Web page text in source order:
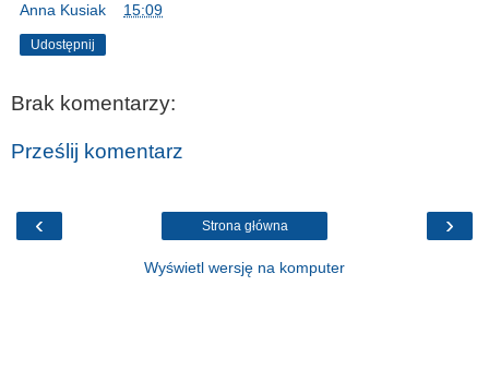
Anna Kusiak 15:09
Udostępnij
Brak komentarzy:
Prześlij komentarz
‹ ›
Strona główna
Wyświetl wersję na komputer